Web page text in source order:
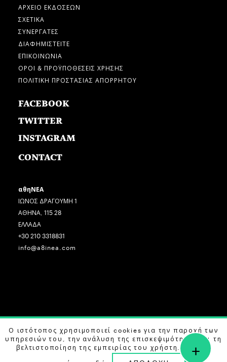
ΑΡΧΕΙΟ ΕΚΔΟΣΕΩΝ
ΣΧΕΤΙΚΑ
ΣΥΝΕΡΓΑΤΕΣ
ΔΙΑΦΗΜΙΣΤΕΙΤΕ
ΕΠΙΚΟΙΝΩΝΙΑ
ΟΡΟΙ & ΠΡΟΫΠΟΘΕΣΕΙΣ ΧΡΗΣΗΣ
ΠΟΛΙΤΙΚΗ ΠΡΟΣΤΑΣΙΑΣ ΑΠΟΡΡΗΤΟΥ
FACEBOOK
TWITTER
INSTAGRAM
CONTACT
αθηΝΕΑ
ΙΩΝΟΣ ΔΡΑΓΟΥΜΗ 1
ΑΘΗΝΑ, 115 28
ΕΛΛΑΔΑ
+30 210 3318831
info@a8inea.com
COPYRIGHT © 2026 αθηΝΕΑ, ALL RIGHTS RESERVED.
DESIGN BY G DESIGN STUDIO. DEVELOPED BYB LABS
Ο ιστότοπος χρησιμοποιεί cookies για την παροχή των
υπηρεσιών του, την ανάλυση της επισκεψιμότητας και τη
βελτιστοποίηση της εμπειρίας του χρήστη. Μάθετε
+